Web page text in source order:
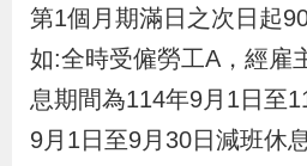
覽
箱
服
訊
l
i
s
h
第1個月期滿日之次日起
如:全時受僱勞工A，經雇
息期間為114年9月1日至
9月1日至9月30日減班休